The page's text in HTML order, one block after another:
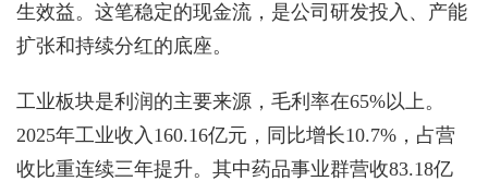
生效益。这笔稳定的现金流，是公司研发投入、产能
扩张和持续分红的底座。
工业板块是利润的主要来源，毛利率在65%以上。
2025年工业收入160.16亿元，同比增长10.7%，占营
收比重连续三年提升。其中药品事业群营收83.18亿